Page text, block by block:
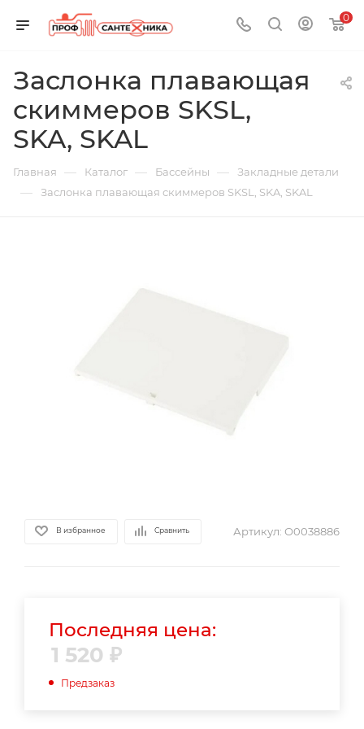
0
Заслонка плавающая
скиммеров SKSL,
SKA, SKAL
Главная — Каталог — Бассейны — Закладные детали
— Заслонка плавающая скиммеров SKSL, SKA, SKAL
В избранное Сравнить Артикул: О0038886
Последняя цена:
1 520 ₽
Предзаказ